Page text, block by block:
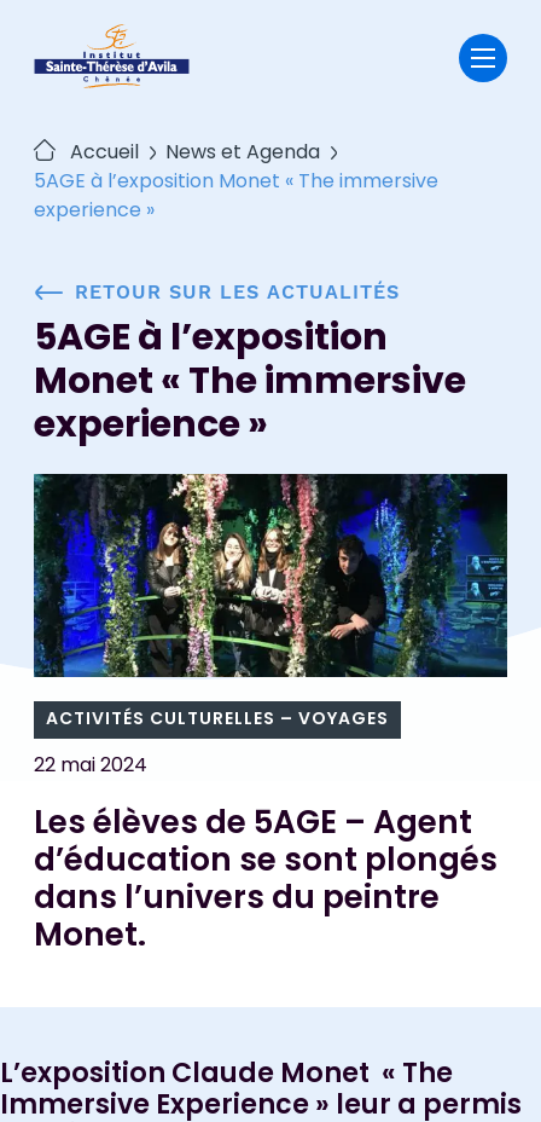
contenu
Accueil
News et Agenda
5AGE à l’exposition Monet « The immersive
experience »
RETOUR SUR LES ACTUALITÉS
5AGE à l’exposition
Monet « The immersive
experience »
ACTIVITÉS CULTURELLES – VOYAGES
22 mai 2024
Les élèves de 5AGE – Agent
d’éducation se sont plongés
dans l’univers du peintre
Monet.
L’exposition Claude Monet « The
Immersive Experience » leur a permis